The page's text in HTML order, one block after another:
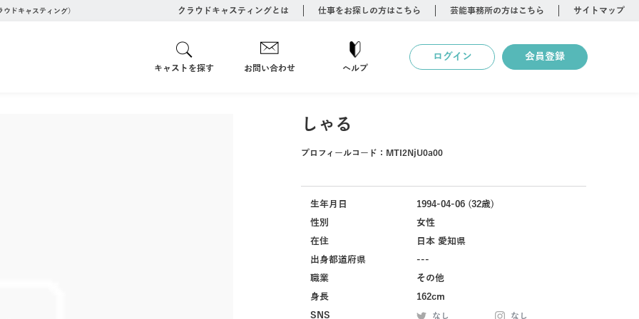
ドキャスティング） クラウドキャスティングとは 仕事をお探しの方はこちら 芸能事務所の方はこちら サイトマップ
キャストを探す お問い合わせ ヘルプ
ログイン 会員登録
しゃる
プロフィールコード： MTI2NjU0a00
生年月日
1994-04-06 (32歳)
性別
女性
在住
日本 愛知県
出身都道府県
---
職業
その他
身長
162cm
SNS
なし なし